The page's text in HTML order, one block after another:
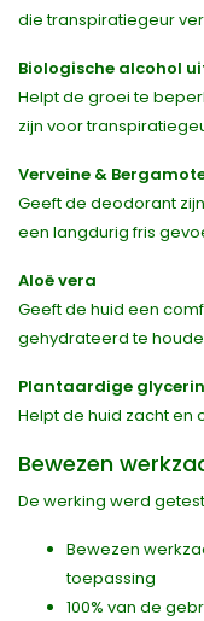
die transpiratiegeur
Biologische alcohol
Helpt de groei te
zijn voor
Verveine &
Geeft de deodorant
een langdurig fris
Aloë vera
Geeft de huid een
gehydrateerd te
Plantaardige
Helpt de huid zacht en
Bewezen
De werking werd
Bewezen
toepassing
100% van de